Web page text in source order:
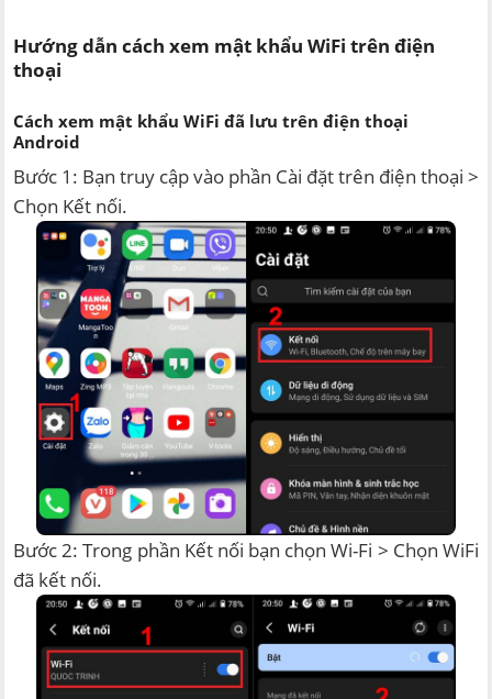
Hướng dẫn cách xem mật khẩu WiFi trên điện
thoại
Cách xem mật khẩu WiFi đã lưu trên điện thoại
Android
Bước 1: Bạn truy cập vào phần Cài đặt trên điện thoại >
Chọn Kết nối.
Bước 2: Trong phần Kết nối bạn chọn Wi-Fi > Chọn WiFi
đã kết nối.